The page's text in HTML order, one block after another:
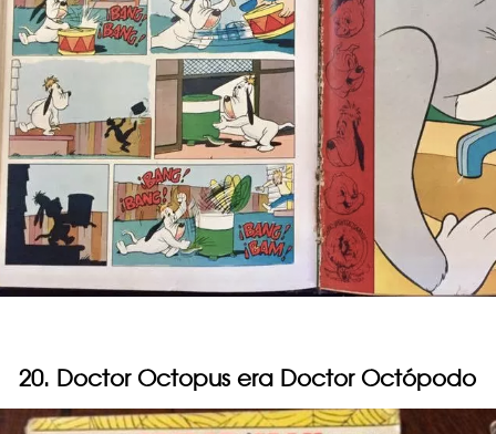
20. Doctor Octopus era Doctor Octópodo